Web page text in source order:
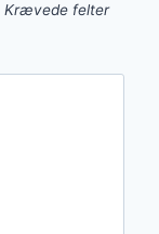
Krævede felter